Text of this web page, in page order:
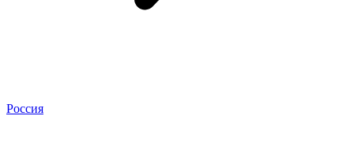
Россия